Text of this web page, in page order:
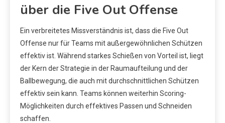
über die Five Out Offense
Ein verbreitetes Missverständnis ist, dass die Five Out
Offense nur für Teams mit außergewöhnlichen Schützen
effektiv ist. Während starkes Schießen von Vorteil ist, liegt
der Kern der Strategie in der Raumaufteilung und der
Ballbewegung, die auch mit durchschnittlichen Schützen
effektiv sein kann. Teams können weiterhin Scoring-
Möglichkeiten durch effektives Passen und Schneiden
schaffen.